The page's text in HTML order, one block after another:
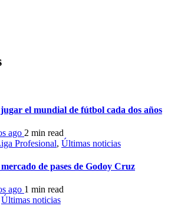
el mundial de fútbol cada dos años
ago 2 min read
Profesional, Últimas noticias
de pases de Godoy Cruz
ago 1 min read
Últimas noticias